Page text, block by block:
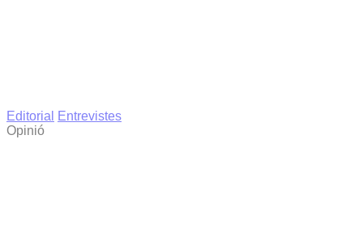
Editorial
Entrevistes
Opinió